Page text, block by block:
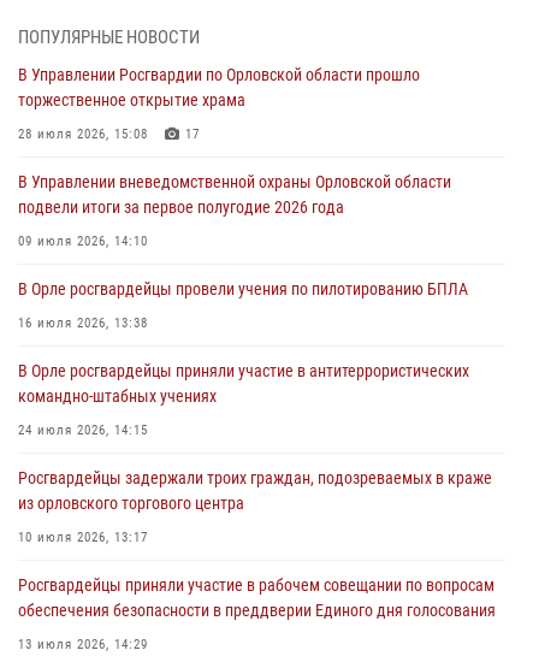
первое полугодие
05 августа 2026, 13:12
совершении противоправных действий
04 августа 2026, 14:21
04 августа 2026, 14:06
предоставлении госуслуг
03 августа 2026, 14:30
ПОПУЛЯРНЫЕ НОВОСТИ
В Управлении Росгвардии по Орловской области прошло
торжественное открытие храма
28 июля 2026, 15:08 17
В Управлении вневедомственной охраны Орловской области
подвели итоги за первое полугодие 2026 года
09 июля 2026, 14:10
В Орле росгвардейцы провели учения по пилотированию БПЛА
16 июля 2026, 13:38
В Орле росгвардейцы приняли участие в антитеррористических
командно-штабных учениях
24 июля 2026, 14:15
Росгвардейцы задержали троих граждан, подозреваемых в краже
из орловского торгового центра
10 июля 2026, 13:17
Росгвардейцы приняли участие в рабочем совещании по вопросам
обеспечения безопасности в преддверии Единого дня голосования
13 июля 2026, 14:29